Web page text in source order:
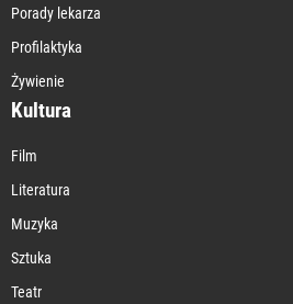
Porady lekarza
Profilaktyka
Żywienie
Kultura
Film
Literatura
Muzyka
Sztuka
Teatr